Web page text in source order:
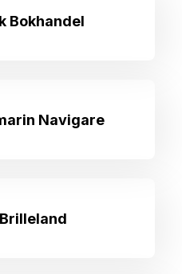
Bokhandel
Navigare
Brilleland